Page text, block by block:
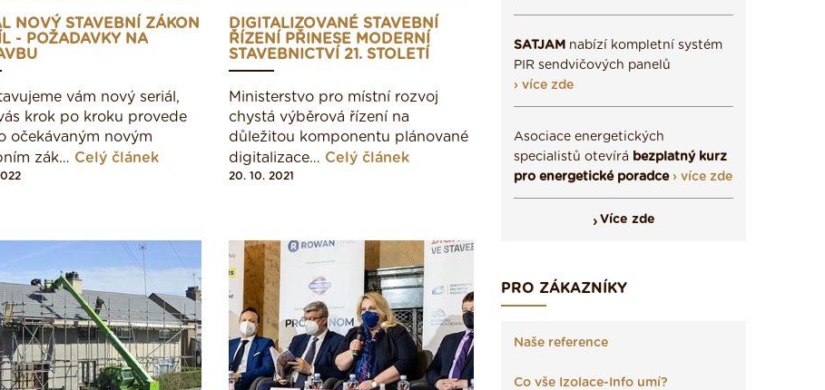
NOVÝ STAVEBNÍ ZÁKON
- POŽADAVKY NA
vám nový seriál,
krok po kroku provede
očekávaným novým
zák… Celý článek
DIGITALIZOVANÉ STAVEBNÍ
ŘÍZENÍ PŘINESE MODERNÍ
STAVEBNICTVÍ 21. STOLETÍ
Ministerstvo pro místní rozvoj
chystá výběrová řízení na
důležitou komponentu plánované
digitalizace… Celý článek
20. 10. 2021
SATJAM nabízí kompletní systém
PIR sendvičových panelů
› více zde
Asociace energetických
specialistů otevírá bezplatný kurz
pro energetické poradce › více zde
Více zde
PRO ZÁKAZNÍKY
Naše reference
Co vše Izolace-Info umí?